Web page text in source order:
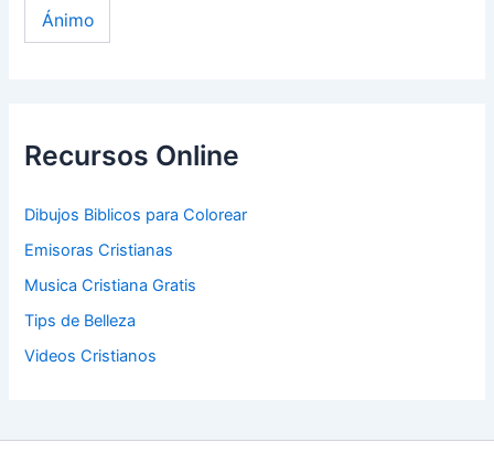
Ánimo
Recursos Online
Dibujos Biblicos para Colorear
Emisoras Cristianas
Musica Cristiana Gratis
Tips de Belleza
Videos Cristianos